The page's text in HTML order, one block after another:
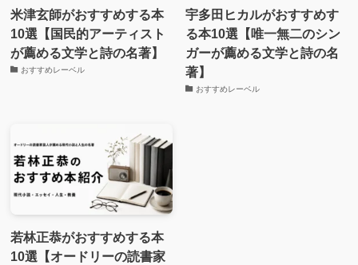
米津玄師がおすすめする本
10選【国民的アーティスト
が薦める文学と詩の名著】
おすすめレーベル
宇多田ヒカルがおすすめす
る本10選【唯一無二のシン
ガーが薦める文学と詩の名
著】
おすすめレーベル
若林正恭がおすすめする本
10選【オードリーの読書家